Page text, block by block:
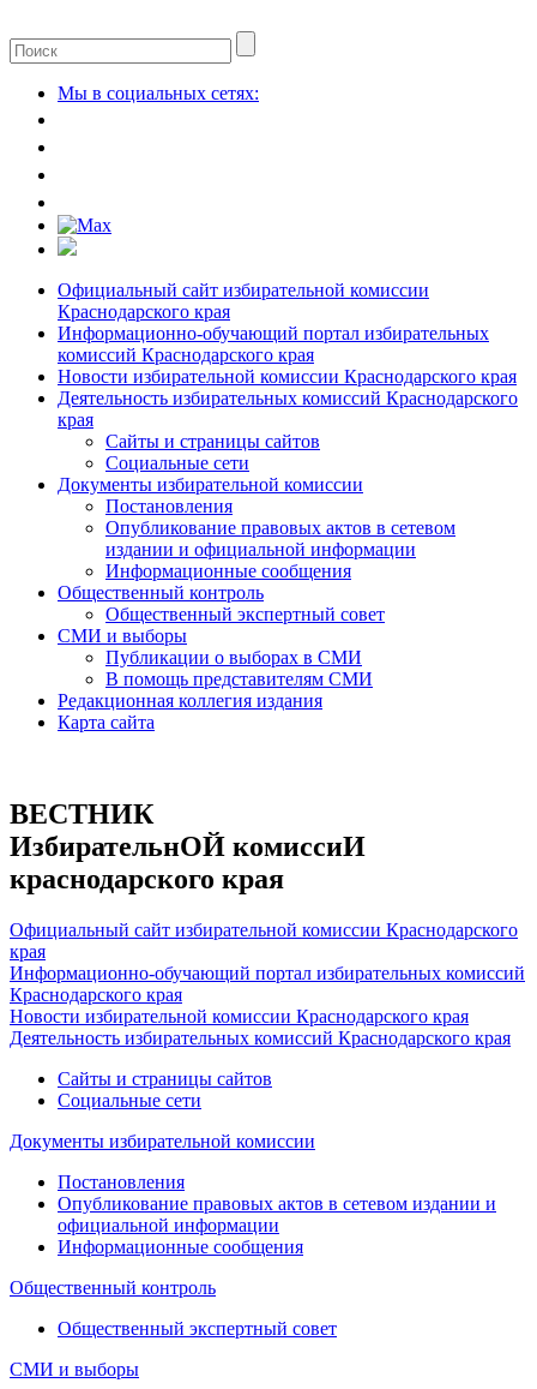
Мы в социальных сетях:
Официальный сайт избирательной комиссии
Краснодарского края
Информационно-обучающий портал избирательных
комиссий Краснодарского края
Новости избирательной комиссии Краснодарского края
Деятельность избирательных комиссий Краснодарского
края
Сайты и страницы сайтов
Социальные сети
Документы избирательной комиссии
Постановления
Опубликование правовых актов в сетевом
издании и официальной информации
Информационные сообщения
Общественный контроль
Общественный экспертный совет
СМИ и выборы
Публикации о выборах в СМИ
В помощь представителям СМИ
Редакционная коллегия издания
Карта сайта
ВЕСТНИК
ИзбирательнОЙ комиссиИ
краснодарского края
Официальный сайт избирательной комиссии Краснодарского
края
Информационно-обучающий портал избирательных комиссий
Краснодарского края
Новости избирательной комиссии Краснодарского края
Деятельность избирательных комиссий Краснодарского края
Сайты и страницы сайтов
Социальные сети
Документы избирательной комиссии
Постановления
Опубликование правовых актов в сетевом издании и
официальной информации
Информационные сообщения
Общественный контроль
Общественный экспертный совет
СМИ и выборы